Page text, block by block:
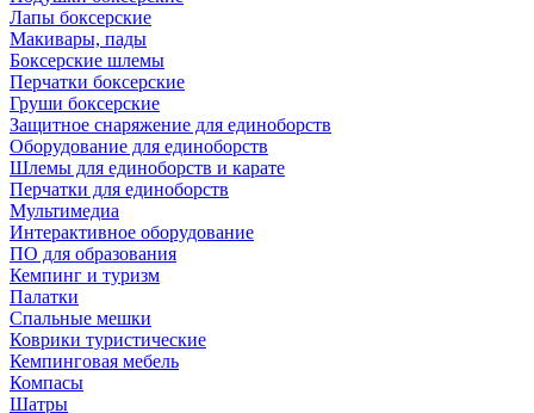
Лапы боксерские
Макивары, пады
Боксерские шлемы
Перчатки боксерские
Груши боксерские
Защитное снаряжение для единоборств
Оборудование для единоборств
Шлемы для единоборств и карате
Перчатки для единоборств
Мультимедиа
Интерактивное оборудование
ПО для образования
Кемпинг и туризм
Палатки
Спальные мешки
Коврики туристические
Кемпинговая мебель
Компасы
Шатры